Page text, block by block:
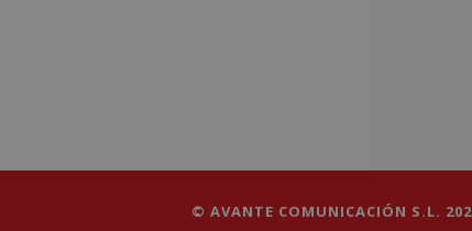
© AVANTE COMUNICACIÓN S.L.